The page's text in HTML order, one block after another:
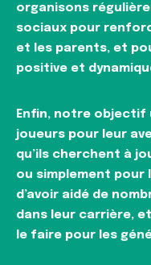
organisons
sociaux pour
et les parents, et
positive et
Enfin, notre objectif
joueurs pour leur
qu’ils cherchent à
ou simplement pour
d’avoir aidé de
dans leur carrière,
le faire pour les